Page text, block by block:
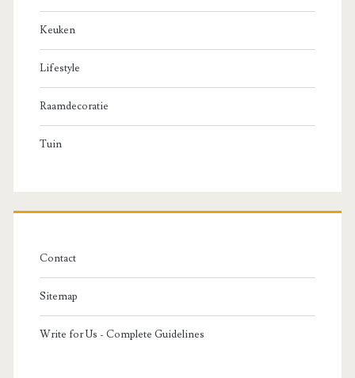
Keuken
Lifestyle
Raamdecoratie
Tuin
Contact
Sitemap
Write for Us - Complete Guidelines